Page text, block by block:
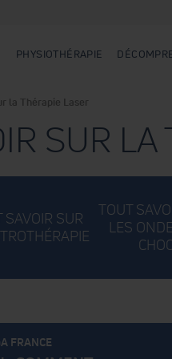
PHYSIOTHÉRAPIE
la Thérapie Laser
SUR LA
SAVOIR SUR
TOUT
LES
FRANCE